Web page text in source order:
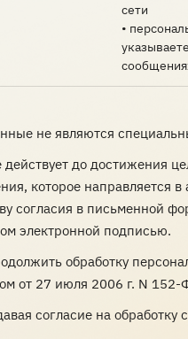
сети
•
не являются
действует до достижения
которое направляется
согласия в письменной
электронной подписью.
обработку
от 27 июля 2006 г. N
согласие на